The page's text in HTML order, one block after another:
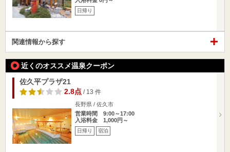
日帰り
関連情報から探す
近くのオススメ温泉クーポン
佐久平プラザ21
2.8点/ 13 件
長野県 / 佐久市
営業時間 9:00～17:00
入浴料金 1,000円～
日帰り 宿泊